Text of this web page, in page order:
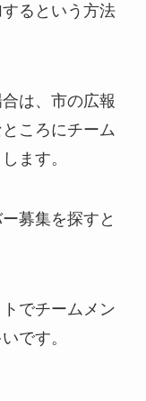
るという方法
は、市の広報
ころにチーム
ます。
募集を探すと
でチームメン
です。